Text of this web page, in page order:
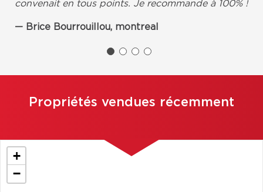
convenait en tous points. Je recommande à 100% !
Brice Bourrouillou, montreal
Propriétés vendues récemment
+
−